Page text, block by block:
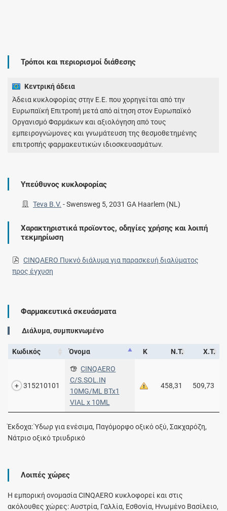
Τρόποι και περιορισμοί διάθεσης
Κεντρική άδεια
Άδεια κυκλοφορίας στην Ε.Ε. που χορηγείται από την
Ευρωπαϊκή Επιτροπή μετά από αίτηση στον Ευρωπαϊκό
Οργανισμό Φαρμάκων και αξιολόγηση από τους
εμπειρογνώμονες και γνωμάτευση της θεσμοθετημένης
επιτροπής φαρμακευτικών ιδιοσκευασμάτων.
Υπεύθυνος κυκλοφορίας
Teva B.V. -Swensweg 5, 2031 GA Haarlem (NL)
Χαρακτηριστικά προϊοντος, οδηγίες χρήσης και λοιπή
τεκμηρίωση
CINQAERO Πυκνό διάλυμα για παρασκευή διαλύματος
προς έγχυση
Φαρμακευτικά σκευάσματα
Διάλυμα, συμπυκνωμένο
Κωδικός Όνομα Κ Ν.Τ. Χ.Τ.
315210101
CINQAERO
C/S.SOL.IN
10MG/ML BTx1
VIAL x 10ML
458,31 509,73
Έκδοχα: Ύδωρ για ενέσιμα, Παγόμορφο οξικό οξύ, Σακχαρόζη,
Νάτριο οξικό τριυδρικό
Λοιπές χώρες
Η εμπορική ονομασία CINQAERO κυκλοφορεί και στις
ακόλουθες χώρες: Αυστρία, Γαλλία, Εσθονία, Ηνωμένο Βασίλειο,